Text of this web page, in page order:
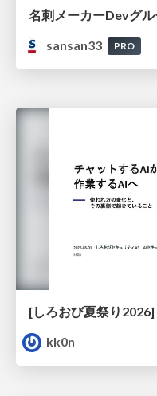
名刺メーカーDevグ
sansan33
PRO
kk0n